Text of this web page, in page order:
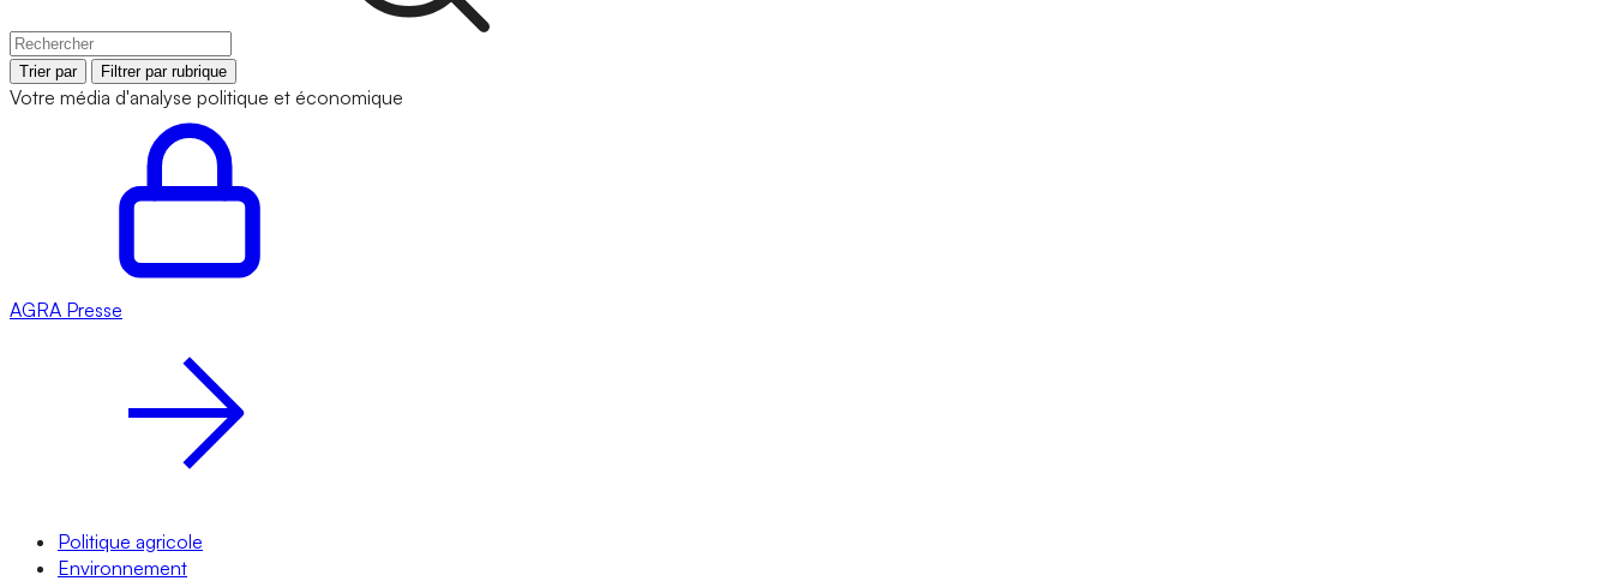
Trier par Filtrer par rubrique
Votre média d'analyse politique et économique
AGRA Presse
Politique agricole
Environnement